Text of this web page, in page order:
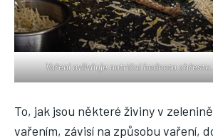
Vaření ovlivňuje nutriční hodnotu
To, jak jsou některé živiny v
vařením, závisí na způsobu vaření,